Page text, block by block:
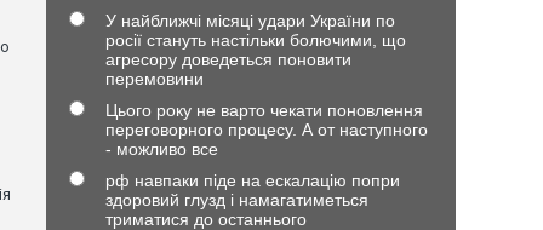
У найближчі місяці удари України по
росії стануть настільки болючими, що
агресору доведеться поновити
перемовини
Цього року не варто чекати поновлення
переговорного процесу. А от наступного
- можливо все
рф навпаки піде на ескалацію попри
здоровий глузд і намагатиметься
триматися до останнього